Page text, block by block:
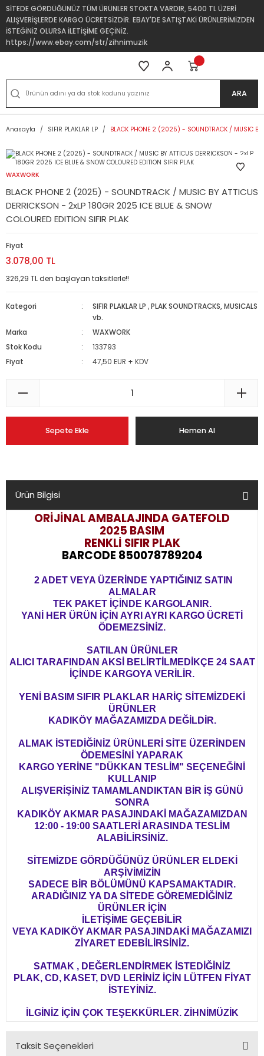
SİTEDE GÖRDÜĞÜNÜZ TÜM ÜRÜNLER STOKTA VARDIR, 5400 TL ÜZERİ
ALIŞVERİŞLERDE KARGO ÜCRETSİZDİR. EBAY'DE SATIŞTAKİ ÜRÜNLERİMİZDEN
İSTEĞİNİZ OLURSA İLETİŞİME GEÇİNİZ.
https://www.ebay.com/str/zihnimuzik
ARA
Anasayfa SIFIR PLAKLAR LP BLACK PHONE 2 (2025) - SOUNDTRACK / MUSIC BY
WAXWORK
BLACK PHONE 2 (2025) - SOUNDTRACK / MUSIC BY ATTICUS
DERRICKSON - 2xLP 180GR 2025 ICE BLUE & SNOW
COLOURED EDITION SIFIR PLAK
Fiyat
3.078,00 TL
326,29 TL den başlayan taksitlerle!!
Kategori SIFIR PLAKLAR LP ,PLAK SOUNDTRACKS, MUSICALS
vb.
Marka
WAXWORK
Stok Kodu
133793
Fiyat
47,50 EUR + KDV
Sepete Ekle Hemen Al
Ürün Bilgisi
ORİJİNAL AMBALAJINDA GATEFOLD
2025 BASIM
RENKLİ SIFIR PLAK
BARCODE 850078789204
2 ADET VEYA ÜZERİNDE YAPTIĞINIZ SATIN
ALMALAR
TEK PAKET İÇİNDE KARGOLANIR.
YANİ HER ÜRÜN İÇİN AYRI AYRI KARGO ÜCRETİ
ÖDEMEZSİNİZ.
SATILAN ÜRÜNLER
ALICI TARAFINDAN AKSİ BELİRTİLMEDİKÇE 24 SAAT
İÇİNDE KARGOYA VERİLİR.
YENİ BASIM SIFIR PLAKLAR HARİÇ SİTEMİZDEKİ
ÜRÜNLER
KADIKÖY MAĞAZAMIZDA DEĞİLDİR.
ALMAK İSTEDİĞİNİZ ÜRÜNLERİ SİTE ÜZERİNDEN
ÖDEMESİNİ YAPARAK
KARGO YERİNE "DÜKKAN TESLİM" SEÇENEĞİNİ
KULLANIP
ALIŞVERİŞİNİZ TAMAMLANDIKTAN BİR İŞ GÜNÜ
SONRA
KADIKÖY AKMAR PASAJINDAKİ MAĞAZAMIZDAN
12:00 - 19:00 SAATLERİ ARASINDA TESLİM
ALABİLİRSİNİZ.
SİTEMİZDE GÖRDÜĞÜNÜZ ÜRÜNLER ELDEKİ
ARŞİVİMİZİN
SADECE BİR BÖLÜMÜNÜ KAPSAMAKTADIR.
ARADIĞINIZ YA DA SİTEDE GÖREMEDİĞİNİZ
ÜRÜNLER İÇİN
İLETİŞİME GEÇEBİLİR
VEYA KADIKÖY AKMAR PASAJINDAKİ MAĞAZAMIZI
ZİYARET EDEBİLİRSİNİZ.
SATMAK , DEĞERLENDİRMEK İSTEDİĞİNİZ
PLAK, CD, KASET, DVD LERİNİZ İÇİN LÜTFEN FİYAT
İSTEYİNİZ.
İLGİNİZ İÇİN ÇOK TEŞEKKÜRLER. ZİHNİMÜZİK
Taksit Seçenekleri